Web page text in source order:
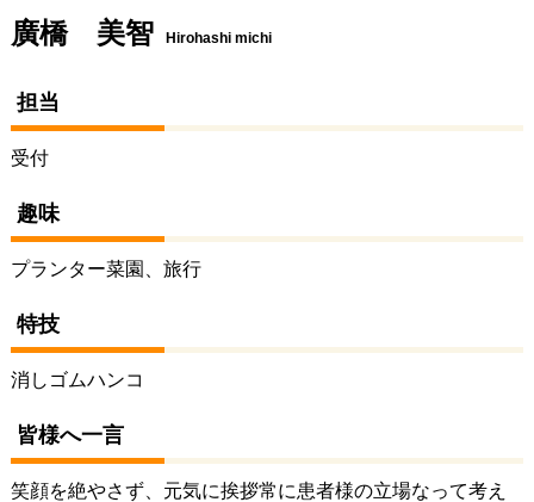
廣橋 美智 Hirohashi michi
担当
受付
趣味
プランター菜園、旅行
特技
消しゴムハンコ
皆様へ一言
笑顔を絶やさず、元気に挨拶常に患者様の立場なって考え